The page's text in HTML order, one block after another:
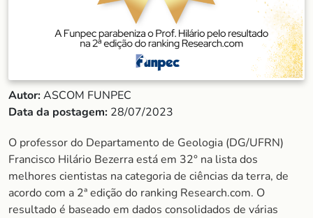
Autor:ASCOM FUNPEC
Data da postagem: 28/07/2023
O professor do Departamento de Geologia (DG/UFRN)
Francisco Hilário Bezerra está em 32° na lista dos
melhores cientistas na categoria de ciências da terra, de
acordo com a 2ª edição do ranking Research.com. O
resultado é baseado em dados consolidados de várias